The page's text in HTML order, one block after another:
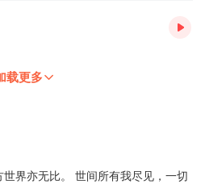
载更多
界亦无比。 世间所有我尽见，一切